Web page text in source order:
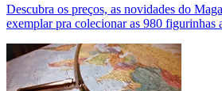
Descubra os preços, as novidades do
exemplar pra colecionar as 980 figurinhas